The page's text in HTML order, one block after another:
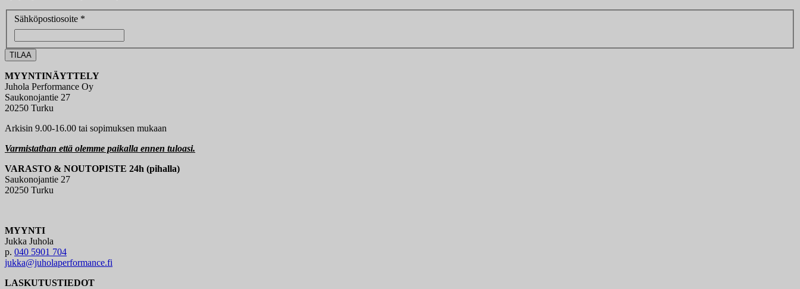
Sähköpostiosoite *
MYYNTINÄYTTELY
Juhola Performance Oy
Saukonojantie 27
20250 Turku
Arkisin 9.00-16.00 tai sopimuksen mukaan
Varmistathan että olemme paikalla ennen tuloasi.
VARASTO & NOUTOPISTE 24h (pihalla)
Saukonojantie 27
20250 Turku
MYYNTI
Jukka Juhola
p. 040 5901 704
jukka@juholaperformance.fi
LASKUTUSTIEDOT